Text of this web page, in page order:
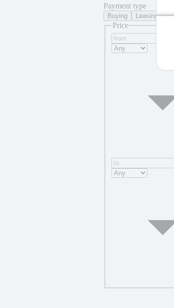
Payment type
Buying Leasing
Price